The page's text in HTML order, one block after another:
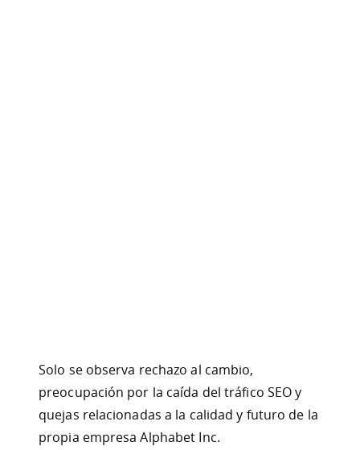
Solo se observa rechazo al cambio,
preocupación por la caída del tráfico SEO y
quejas relacionadas a la calidad y futuro de la
propia empresa Alphabet Inc.